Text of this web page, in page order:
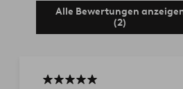
Alle Bewertungen
(2)